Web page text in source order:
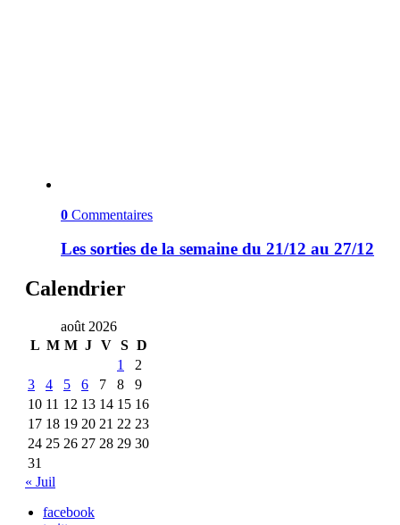
0 Commentaires
Les sorties de la semaine du 21/12 au 27/12
Calendrier
août 2026
L M M J V S D
1
2
3
4 5 6 7 8
9
10 11 12 13 14 15 16
17 18 19 20 21 22 23
24 25 26 27 28 29 30
31
« Juil
facebook